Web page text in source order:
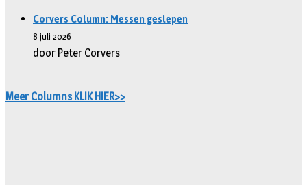
Corvers Column: Messen geslepen
8 juli 2026
door Peter Corvers
Meer Columns KLIK HIER>>